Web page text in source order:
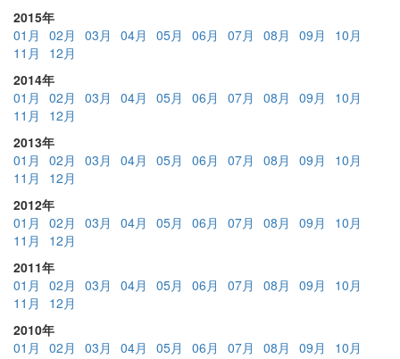
2015年
01月
02月 03月 04月 05月 06月 07月 08月 09月
10月
11月
12月
2014年
01月
02月 03月 04月 05月 06月 07月 08月 09月
10月
11月
12月
2013年
01月
02月 03月 04月 05月 06月 07月 08月 09月
10月
11月
12月
2012年
01月
02月 03月 04月 05月 06月 07月 08月 09月
10月
11月
12月
2011年
01月
02月 03月 04月 05月 06月 07月 08月 09月
10月
11月
12月
2010年
01月
02月 03月 04月 05月 06月 07月 08月 09月
10月